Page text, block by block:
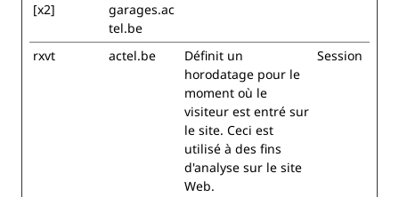
[x2]
garages.ac
tel.be
rxvt actel.be
Définit un
horodatage pour le
moment où le
visiteur est entré sur
le site. Ceci est
utilisé à des fins
d'analyse sur le site
Web.
Session